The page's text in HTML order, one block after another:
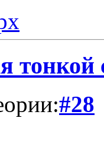
тонкой
#28